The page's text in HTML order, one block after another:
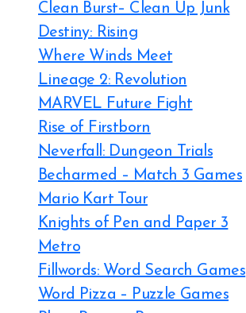
Clean Burst– Clean Up Junk
Destiny: Rising
Where Winds Meet
Lineage 2: Revolution
MARVEL Future Fight
Rise of Firstborn
Neverfall: Dungeon Trials
Becharmed – Match 3 Games
Mario Kart Tour
Knights of Pen and Paper 3
Metro
Fillwords: Word Search Games
Word Pizza – Puzzle Games